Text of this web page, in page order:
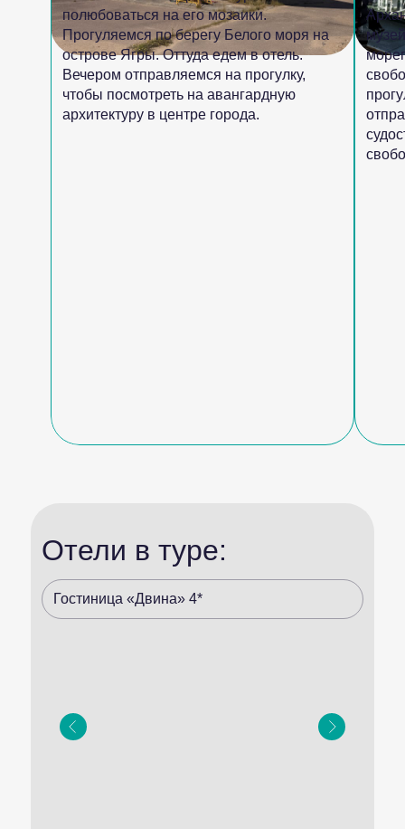
полюбоваться на его мозаики.
Прогуляемся по берегу Белого моря на
острове Ягры. Оттуда едем в отель.
Вечером отправляемся на прогулку,
чтобы посмотреть на авангардную
архитектуру в центре города.
Отели в туре:
Гостиница «Двина» 4*